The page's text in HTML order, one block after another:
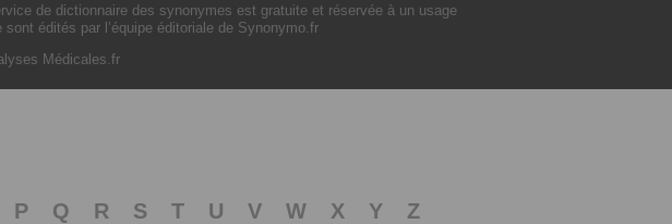
de dictionnaire des synonymes est gratuite et réservée à un usage
édités par l’équipe éditoriale de Synonymo.fr
Médicales.fr
P Q R S T U V W X Y
Z